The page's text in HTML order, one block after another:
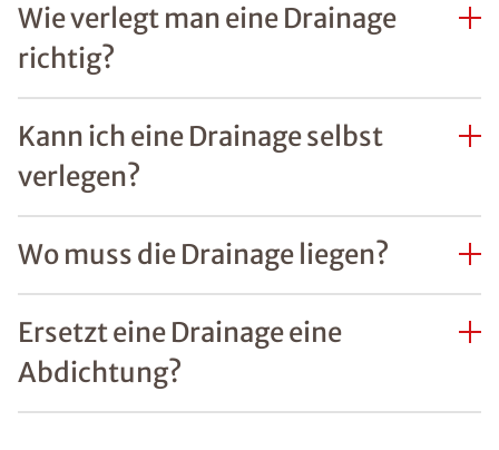
Wie verlegt man eine Drainage
richtig?
Kann ich eine Drainage selbst
verlegen?
Wo muss die Drainage liegen?
Ersetzt eine Drainage eine
Abdichtung?